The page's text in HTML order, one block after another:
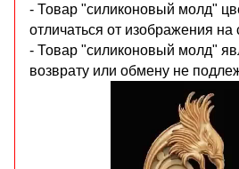
- Товар "силиконовый молд"
отличаться от изображения на
- Товар "силиконовый молд"
возврату или обмену не